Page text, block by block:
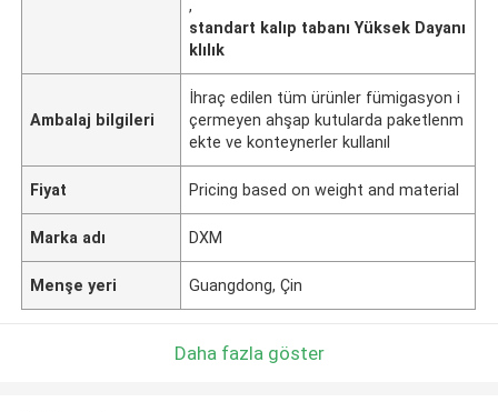
,
standart kalıp tabanı Yüksek Dayanı
klılık
Ambalaj bilgileri
İhraç edilen tüm ürünler fümigasyon i
çermeyen ahşap kutularda paketlenm
ekte ve konteynerler kullanıl
Fiyat Pricing based on weight and material
Marka adı DXM
Menşe yeri Guangdong, Çin
Daha fazla göster